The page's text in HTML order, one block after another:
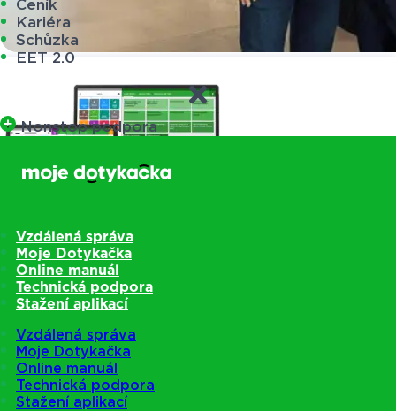
Ceník
Kariéra
Schůzka
EET 2.0
Nonstop podpora
Vzdálená správa
Moje Dotykačka
Online manuál
Technická podpora
Stažení aplikací
Vzdálená správa
Moje Dotykačka
Online manuál
Technická podpora
Stažení aplikací
Nabídka pokladen